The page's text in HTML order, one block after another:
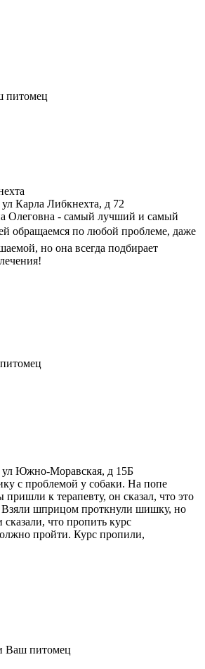
питомец
Карла Либкнехта, д 72
Олеговна - самый лучший и самый
обращаемся по любой проблеме, даже
но она всегда подбирает
Южно-Моравская, д 15Б
с проблемой у собаки. На попе
к терапевту, он сказал, что это
Взяли шприцом проткнули шишку, но
что пропить курс
пройти. Курс пропили,
Ваш питомец